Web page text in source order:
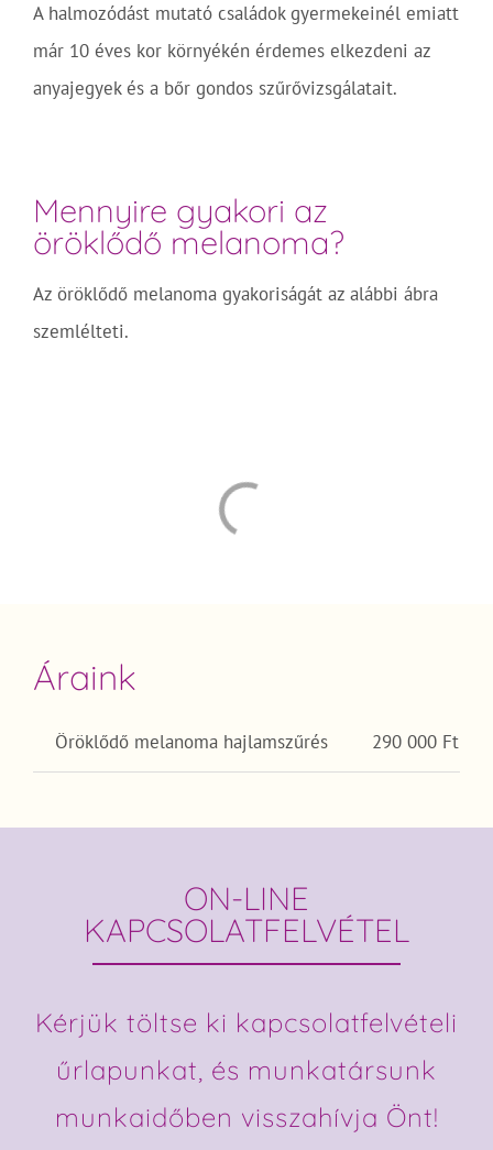
A halmozódást mutató családok gyermekeinél emiatt
már 10 éves kor környékén érdemes elkezdeni az
anyajegyek és a bőr gondos szűrővizsgálatait.
Mennyire gyakori az
öröklődő melanoma?
Az öröklődő melanoma gyakoriságát az alábbi ábra
szemlélteti.
Áraink
Öröklődő melanoma hajlamszűrés 290 000 Ft
ON-LINE
KAPCSOLATFELVÉTEL
Kérjük töltse ki kapcsolatfelvételi
űrlapunkat, és munkatársunk
munkaidőben visszahívja Önt!